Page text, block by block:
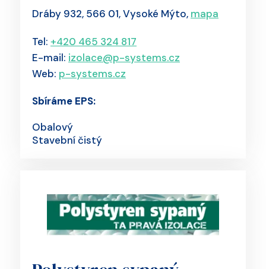
Dráby 932, 566 01, Vysoké Mýto, mapa
Tel: +420 465 324 817
E-mail: izolace@p-systems.cz
Web: p-systems.cz
Sbíráme EPS:
Obalový
Stavební čistý